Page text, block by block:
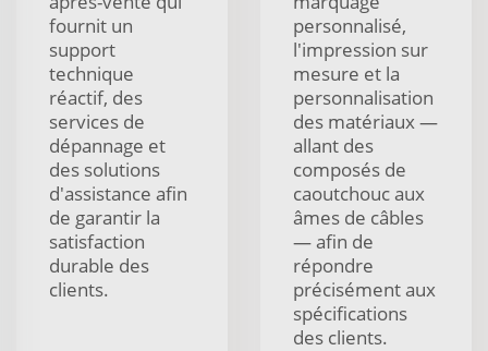
fournit un
support
technique
réactif, des
services de
dépannage et
des solutions
d'assistance afin
de garantir la
satisfaction
durable des
clients.
personnalisé,
l'impression sur
mesure et la
personnalisation
des matériaux —
allant des
composés de
caoutchouc aux
âmes de câbles
— afin de
répondre
précisément aux
spécifications
des clients.